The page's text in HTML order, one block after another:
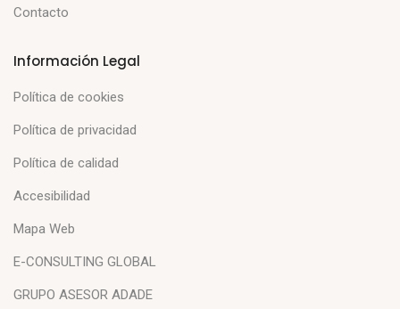
Contacto
Información Legal
Política de cookies
Política de privacidad
Política de calidad
Accesibilidad
Mapa Web
E-CONSULTING GLOBAL
GRUPO ASESOR ADADE